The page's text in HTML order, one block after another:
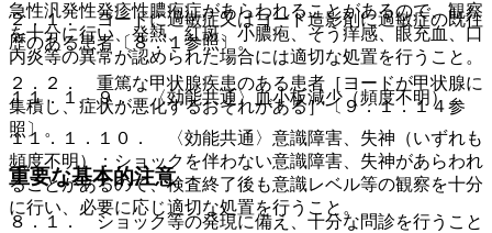
２．１． ヨードに過敏症又はヨード造影剤に過敏症の既往
歴のある患者〔８．１参照〕。
２．２． 重篤な甲状腺疾患のある患者［ヨードが甲状腺に
集積し、症状が悪化するおそれがある］〔９．１．１４参
照〕。
重要な基本的注意
８．１． ショック等の発現に備え、十分な問診を行うこと
急性汎発性発疹性膿疱症があらわれることがあるので、観察
を十分に行い、発熱、紅斑、小膿疱、そう痒感、眼充血、口
内炎等の異常が認められた場合には適切な処置を行うこと。
１１．１．９． 〈効能共通〉血小板減少（頻度不明）。
１１．１．１０． 〈効能共通〉意識障害、失神（いずれも
頻度不明）：ショックを伴わない意識障害、失神があらわれ
ることがあるので、検査終了後も意識レベル等の観察を十分
に行い、必要に応じ適切な処置を行うこと。